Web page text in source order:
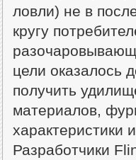
ловли) не в
кругу
цели оказалось
получить
материалов,
характеристики
Разработчики